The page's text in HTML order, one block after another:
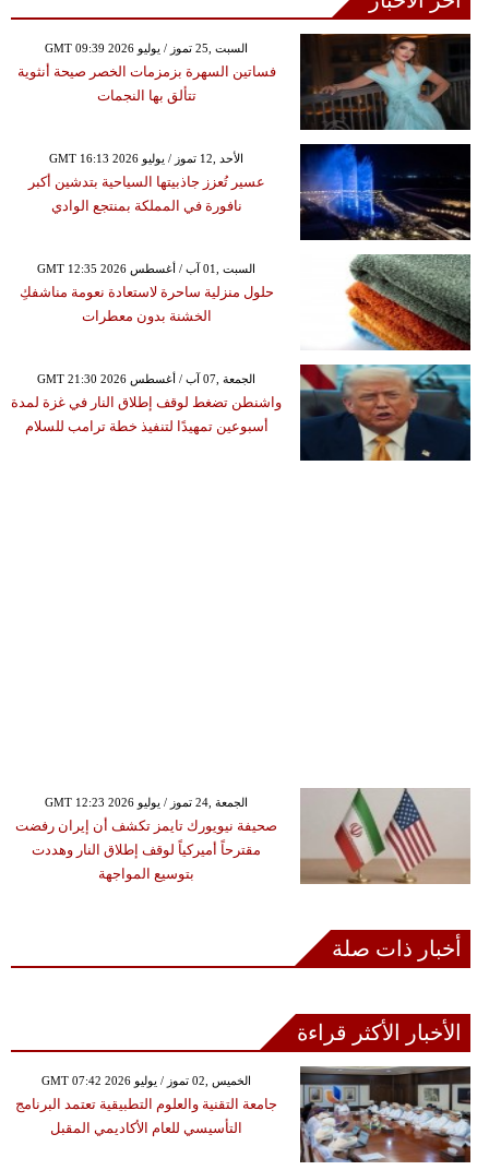
GMT 09:39 2026 السبت ,25 تموز / يوليو
فساتين السهرة بزمزمات الخصر صيحة أنثوية
تتألق بها النجمات
GMT 16:13 2026 الأحد ,12 تموز / يوليو
عسير تُعزز جاذبيتها السياحية بتدشين أكبر
نافورة في المملكة بمنتجع الوادي
GMT 12:35 2026 السبت ,01 آب / أغسطس
حلول منزلية ساحرة لاستعادة نعومة مناشفكِ
الخشنة بدون معطرات
GMT 21:30 2026 الجمعة ,07 آب / أغسطس
واشنطن تضغط لوقف إطلاق النار في غزة لمدة
أسبوعين تمهيدًا لتنفيذ خطة ترامب للسلام
GMT 12:23 2026 الجمعة ,24 تموز / يوليو
صحيفة نيويورك تايمز تكشف أن إيران رفضت
مقترحاً أميركياً لوقف إطلاق النار وهددت
بتوسيع المواجهة
أخبار ذات صلة
الأخبار الأكثر قراءة
GMT 07:42 2026 الخميس ,02 تموز / يوليو
جامعة التقنية والعلوم التطبيقية تعتمد البرنامج
التأسيسي للعام الأكاديمي المقبل